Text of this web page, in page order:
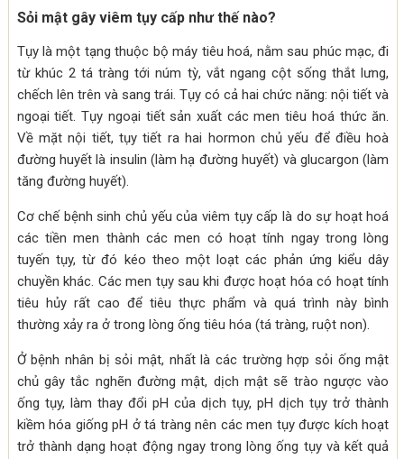
Sỏi mật gây viêm tụy cấp như thế nào?
Tụy là một tạng thuộc bộ máy tiêu hoá, nằm sau phúc mạc, đi
từ khúc 2 tá tràng tới núm tỳ, vắt ngang cột sống thắt lưng,
chếch lên trên và sang trái. Tụy có cả hai chức năng: nội tiết và
ngoại tiết. Tụy ngoại tiết sản xuất các men tiêu hoá thức ăn.
Về mặt nội tiết, tụy tiết ra hai hormon chủ yếu để điều hoà
đường huyết là insulin (làm hạ đường huyết) và glucargon (làm
tăng đường huyết).
Cơ chế bệnh sinh chủ yếu của viêm tụy cấp là do sự hoạt hoá
các tiền men thành các men có hoạt tính ngay trong lòng
tuyến tụy, từ đó kéo theo một loạt các phản ứng kiểu dây
chuyền khác. Các men tụy sau khi được hoạt hóa có hoạt tính
tiêu hủy rất cao để tiêu thực phẩm và quá trình này bình
thường xảy ra ở trong lòng ống tiêu hóa (tá tràng, ruột non).
Ở bệnh nhân bị sỏi mật, nhất là các trường hợp sỏi ống mật
chủ gây tắc nghẽn đường mật, dịch mật sẽ trào ngược vào
ống tụy, làm thay đổi pH của dịch tụy, pH dịch tụy trở thành
kiềm hóa giống pH ở tá tràng nên các men tụy được kích hoạt
trở thành dạng hoạt động ngay trong lòng ống tụy và kết quả